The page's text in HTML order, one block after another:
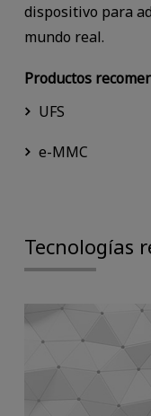
dispositivo para
mundo real.
Productos
UFS
e-MMC
Tecnologías